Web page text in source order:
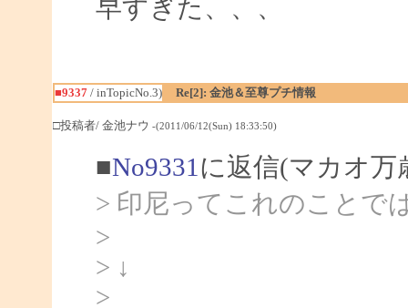
早すぎた、、、
■9337/ inTopicNo.3) Re[2]: 金池＆至尊プチ情報
□投稿者/ 金池ナウ -(2011/06/12(Sun) 18:33:50)
■No9331 に返信(マカオ万
> 印尼ってこれのことで
>
> ↓
>